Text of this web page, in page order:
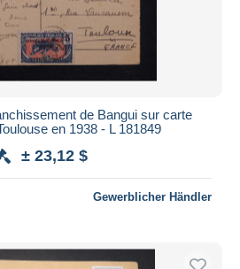
de Bangui sur carte
en 1938 - L 181849
± 23,12 $
Gewerblicher Händler